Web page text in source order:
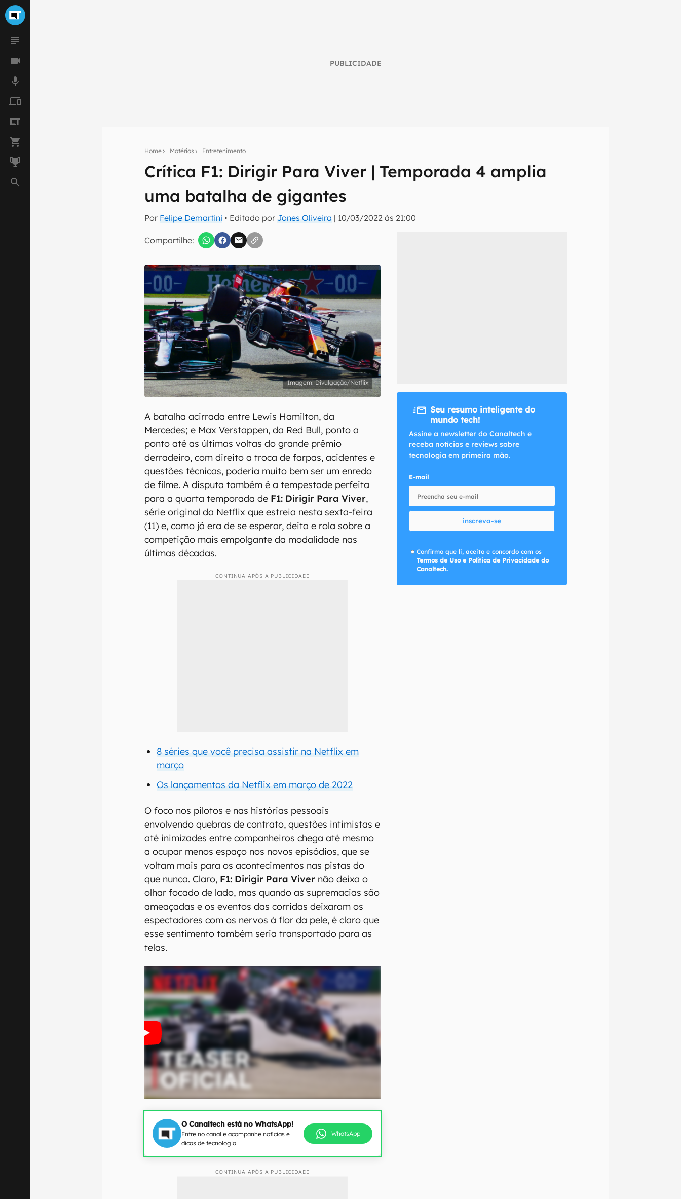
PUBLICIDADE
Home Matérias Entretenimento
Crítica F1: Dirigir Para Viver | Temporada 4 amplia
uma batalha de gigantes
Por Felipe Demartini • Editado por Jones Oliveira | 10/03/2022 às 21:00
Compartilhe:
Seu resumo inteligente do mundo tech!
Assine a newsletter do Canaltech e receba notícias e reviews sobre tecnologia em primeira
inscreva-se
Confirmo que li, aceito e concordo com os Termos de Uso e Política de Privacidade do Canaltech.
Divulgação/Netflix
A batalha acirrada entre Lewis Hamilton, da
Mercedes; e Max Verstappen, da Red Bull, ponto a
ponto até as últimas voltas do grande prêmio
derradeiro, com direito a troca de farpas, acidentes e
questões técnicas, poderia muito bem ser um enredo
de filme. A disputa também é a tempestade perfeita
para a quarta temporada de F1: Dirigir Para Viver,
série original da Netflix que estreia nesta sexta-feira
(11) e, como já era de se esperar, deita e rola sobre a
competição mais empolgante da modalidade nas
últimas décadas.
CONTINUA APÓS A PUBLICIDADE
8 séries que você precisa assistir na Netflix em
março
Os lançamentos da Netflix em março de 2022
O foco nos pilotos e nas histórias pessoais
envolvendo quebras de contrato, questões intimistas e
até inimizades entre companheiros chega até mesmo
a ocupar menos espaço nos novos episódios, que se
voltam mais para os acontecimentos nas pistas do
que nunca. Claro, F1: Dirigir Para Viver não deixa o
olhar focado de lado, mas quando as supremacias são
ameaçadas e os eventos das corridas deixaram os
espectadores com os nervos à flor da pele, é claro que
esse sentimento também seria transportado para as
telas.
O Canaltech está no WhatsApp!
Entre no canal e acompanhe notícias e
dicas de tecnologia
WhatsApp
CONTINUA APÓS A PUBLICIDADE
Seu resumo inteligente do
mundo tech!
Assine a newsletter do Canaltech e
receba notícias e reviews sobre
tecnologia em primeira mão.
E-mail
inscreva-se
Confirmo que li, aceito e concordo com os
Termos de Uso e Política de Privacidade do
Canaltech.